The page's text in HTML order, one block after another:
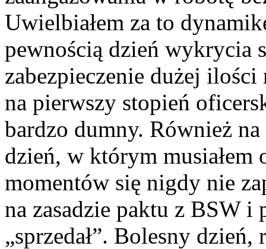
Uwielbiałem za to
pewnością dzień wykrycia
zabezpieczenie dużej
na pierwszy stopień
bardzo dumny. Również
dzień, w którym musiałem
momentów się nigdy nie
na zasadzie paktu z BSW i
„sprzedał”. Bolesny dzień,